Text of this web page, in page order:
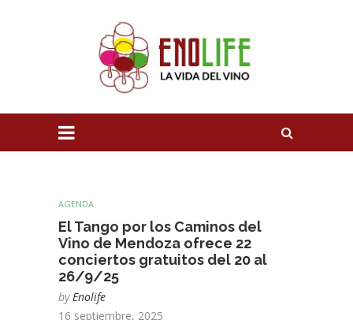
AGENDA
El Tango por los Caminos del
Vino de Mendoza ofrece 22
conciertos gratuitos del 20 al
26/9/25
by Enolife
16 septiembre, 2025